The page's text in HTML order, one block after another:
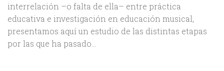
interrelación –o falta de ella– entre práctica
educativa e investigación en educación musical,
presentamos aquí un estudio de las distintas etapas
por las que ha pasado...